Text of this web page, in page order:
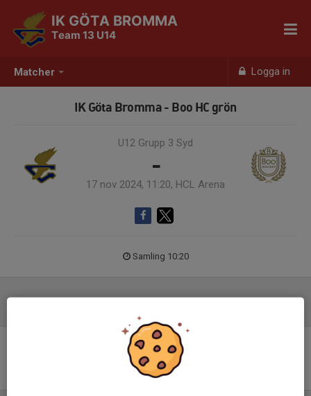
Matcher Logga in
IK GÖTA BROMMA
Team 13 U14
IK Göta Bromma - Boo HC grön
U12 Grupp 3 Syd
-
17 nov 2024, 11:20, HCL Arena
Samling 10:20
Ingen uppställning ifylld